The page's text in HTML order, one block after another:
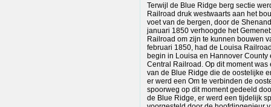
Terwijl de Blue Ridge berg sectie
Railroad druk westwaarts aan het
voet van de bergen, door de
januari 1850 verhoogde het
Railroad om zijn te kunnen bouwen
februari 1850, had de Louisa
begin in Louisa en Hannover
Central Railroad. Op dit moment
van de Blue Ridge die de oostelijke
er werd een Om te verbinden de
spoorweg op dit moment gedeeld
de Blue Ridge, er werd een tijdelijk